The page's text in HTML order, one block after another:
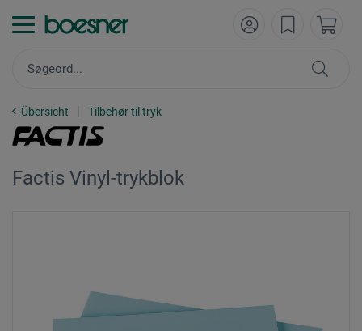
Übersicht Tilbehør til tryk
Factis Vinyl-trykblok